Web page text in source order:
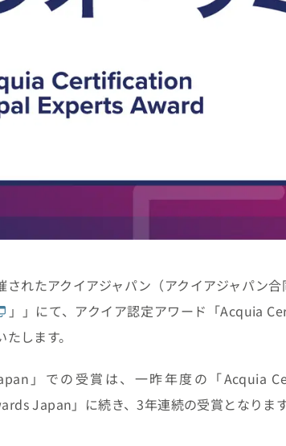
れたアクイアジャパン（アクイアジャパン
」」にて、アクイア認定アワード「Acquia
します。
」での受賞は、一昨年度の「Acquia
Japan」に続き、3年連続の受賞となります